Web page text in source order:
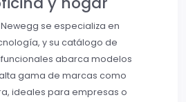
Newegg se especializa en
y su catálogo de
abarca modelos
gama de marcas como
ideales para empresas o